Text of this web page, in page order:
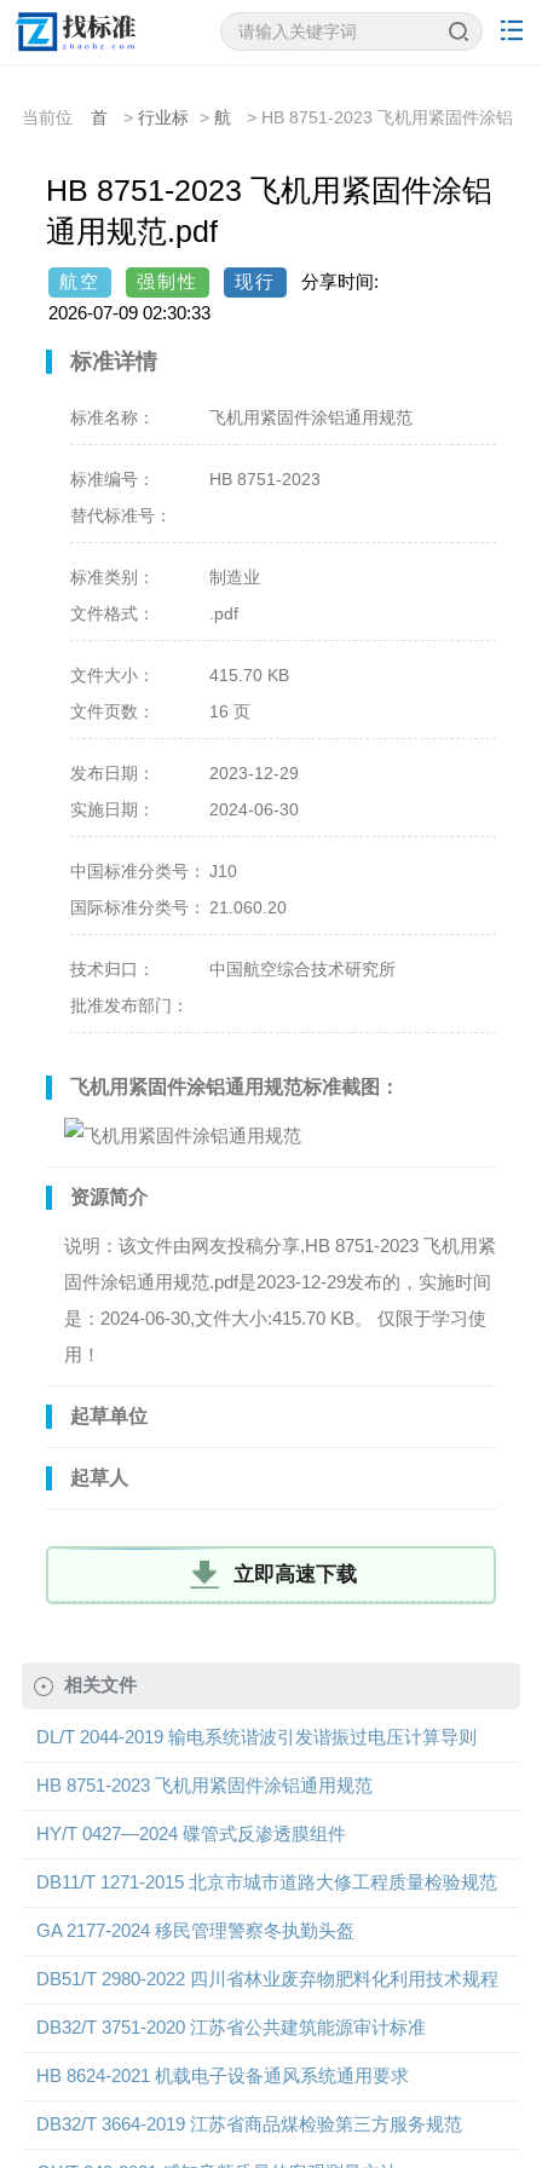
当前位
首
>行业标 > 航
> HB 8751-2023 飞机用紧固件涂铝
HB 8751-2023 飞机用紧固件涂铝
通用规范.pdf
航空 强制性 现行
分享时间:
2026-07-09 02:30:33
标准详情
标准名称： 飞机用紧固件涂铝通用规范
标准编号：
HB 8751-2023
替代标准号：
标准类别：
制造业
文件格式：
.pdf
文件大小：
415.70 KB
文件页数：
16 页
发布日期：
2023-12-29
实施日期：
2024-06-30
中国标准分类号： J10
国际标准分类号：
21.060.20
技术归口：
中国航空综合技术研究所
批准发布部门：
飞机用紧固件涂铝通用规范标准截图：
资源简介
说明：该文件由网友投稿分享,HB 8751-2023 飞机用紧
固件涂铝通用规范.pdf是2023-12-29发布的，实施时间
是：2024-06-30,文件大小:415.70 KB。 仅限于学习使
用！
起草单位
起草人
立即高速下载
相关文件
DL/T 2044-2019 输电系统谐波引发谐振过电压计算导则
HB 8751-2023 飞机用紧固件涂铝通用规范
HY/T 0427—2024 碟管式反渗透膜组件
DB11/T 1271-2015 北京市城市道路大修工程质量检验规范
GA 2177-2024 移民管理警察冬执勤头盔
DB51/T 2980-2022 四川省林业废弃物肥料化利用技术规程
DB32/T 3751-2020 江苏省公共建筑能源审计标准
HB 8624-2021 机载电子设备通风系统通用要求
DB32/T 3664-2019 江苏省商品煤检验第三方服务规范